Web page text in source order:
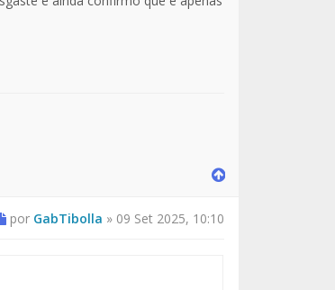
por GabTibolla » 09 Set 2025, 10:10